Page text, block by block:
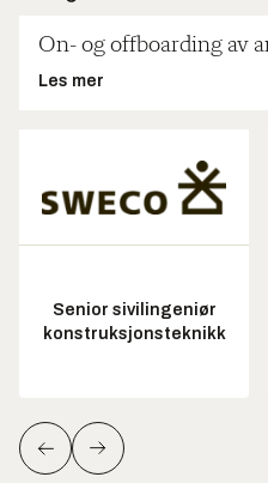
On- og offboarding av
Les mer
Senior sivilingeniør
konstruksjonsteknikk